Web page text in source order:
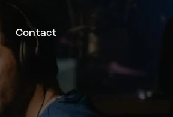
Contact